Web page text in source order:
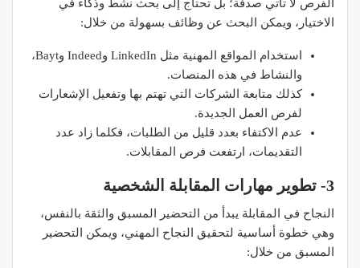
الفرص لا تأتي صدفة؛ بل تحتاج إلى بحث نشط وذكاء في
الاختيار، ويمكن البحث عن وظائف بسهولة من خلال:
استخدام المواقع المهنية مثل LinkedIn وIndeed وBayt،
والنشاط في هذه المنصات.
كذلك متابعة الشركات التي تهتم بها وتفعيل الإشعارات
لفرص العمل الجديدة.
عدم الاكتفاء بعدد قليل من الطلبات، فكلما زاد عدد
التقديمات، ارتفعت فرص المقابلات.
3- تطوير مهارات المقابلة الشخصية
النجاح في المقابلة يبدأ من التحضير المسبق والثقة بالنفس،
وهي خطوة أساسية لتحقيق النجاح المهني، ويمكن التحضير
المسبق من خلال: